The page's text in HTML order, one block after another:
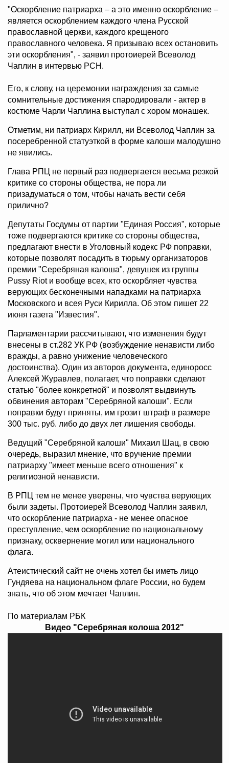
"Оскорбление патриарха – а это именно оскорбление –
является оскорблением каждого члена Русской
православной церкви, каждого крещеного
православного человека. Я призываю всех остановить
эти оскорбления", - заявил протоиерей Всеволод
Чаплин в интервью РСН.
Его, к слову, на церемонии награждения за самые
сомнительные достижения спародировали - актер в
костюме Чарли Чаплина выступал с хором монашек.
Отметим, ни патриарх Кирилл, ни Всеволод Чаплин за
посеребренной статуэткой в форме калоши малодушно
не явились.
Глава РПЦ не первый раз подвергается весьма резкой
критике со стороны общества, не пора ли
призадуматься о том, чтобы начать вести себя
прилично?
Депутаты Госдумы от партии "Единая Россия", которые
тоже подвергаются критике со стороны общества,
предлагают внести в Уголовный кодекс РФ поправки,
которые позволят посадить в тюрьму организаторов
премии "Серебряная калоша", девушек из группы
Pussy Riot и вообще всех, кто оскорбляет чувства
верующих бесконечными нападками на патриарха
Московского и всея Руси Кирилла. Об этом пишет 22
июня газета "Известия".
Парламентарии рассчитывают, что изменения будут
внесены в ст.282 УК РФ (возбуждение ненависти либо
вражды, а равно унижение человеческого
достоинства). Один из авторов документа, единоросс
Алексей Журавлев, полагает, что поправки сделают
статью "более конкретной" и позволят выдвинуть
обвинения авторам "Серебряной калоши". Если
поправки будут приняты, им грозит штраф в размере
300 тыс. руб. либо до двух лет лишения свободы.
Ведущий "Серебряной калоши" Михаил Шац, в свою
очередь, выразил мнение, что вручение премии
патриарху "имеет меньше всего отношения" к
религиозной ненависти.
В РПЦ тем не менее уверены, что чувства верующих
были задеты. Протоиерей Всеволод Чаплин заявил,
что оскорбление патриарха - не менее опасное
преступление, чем оскорбление по национальному
признаку, осквернение могил или национального
флага.
Атеистический сайт не очень хотел бы иметь лицо
Гундяева на национальном флаге России, но будем
знать, что об этом мечтает Чаплин.
По материалам РБК
Видео "Серебряная колоша 2012"